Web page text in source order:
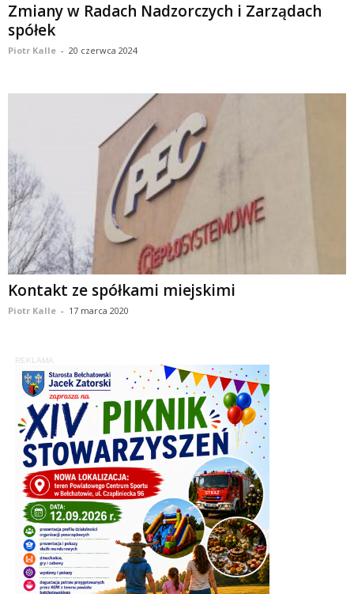
Zmiany w Radach Nadzorczych i Zarządach
spółek
Piotr Kalle - 20 czerwca 2024
Kontakt ze spółkami miejskimi
Piotr Kalle - 17 marca 2020
REKLAMA